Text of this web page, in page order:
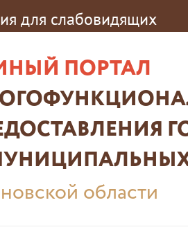
для слабовидящих
ПОРТАЛ
области